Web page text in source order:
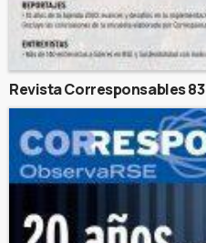
Revista Corresponsables 83